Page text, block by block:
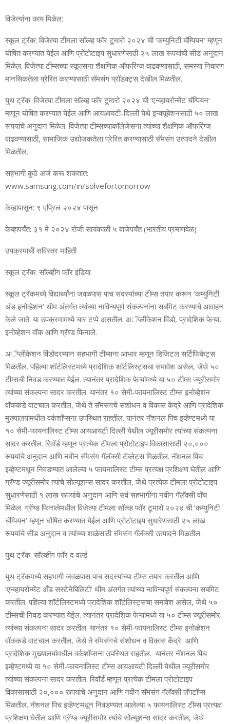
विजेत्‍यांना काय मिळेल:
स्‍कूल ट्रॅक: विजेत्‍या टीमला सॉल्‍व्‍ह फॉर टूमारो २०२४ ची ‘कम्‍युनिटी चॅम्पियन’ म्‍हणून
घोषित करण्‍यात येईल आणि प्रोटोटाइप सुधारणेसाठी २५ लाख रूपयांची सीड अनुदान
मिळेल. विजेत्‍या टीम्‍सच्‍या स्‍कूल्‍सना शैक्षणिक ऑफरिंग्‍ज वाढवण्‍यासाठी, समस्‍या निवारण
मानसिकतेला प्रेरित करण्‍यासाठी सॅमसंग प्रॉडक्‍ट्स देखील मिळतील.
युथ ट्रॅक: विजेत्‍या टीमला सॉल्‍व्‍ह फॉर टूमारो २०२४ ची ‘एन्‍व्‍हायरोन्‍मेंट चॅम्पियन’
म्‍हणून घोषित करण्‍यात येईल आणि आयआयटी-दिल्‍ली येथे इन्‍क्‍यूबेशनसाठी५० लाख
रूपयांचे अनुदान मिळेल. विजेत्याटीम्‍सच्‍याकॉलेजेसना त्‍यांच्‍या शैक्षणिक ऑफरिंग्‍ज
वाढवण्‍यासाठी, सामाजिक उद्योजकतेला प्रेरित करण्‍यासाठी सॅमसंग उत्‍पादने देखील
मिळतील.
सहभागी कुठे अर्ज करू शकतात:
www.samsung.com/in/solvefortomorrow
केव्‍हापासून: ९ एप्रिल २०२४ पासून
केव्‍हापर्यंत: ३१ मे २०२४ रोजी सायंकाळी ५ वाजेपर्यंत (भारतीय प्रमाणवेळ)
उपक्रमाची सविस्‍तर माहिती
स्‍कूल ट्रॅक: सॉल्‍व्‍हींग फॉर इंडिया
स्‍कूल ट्रॅकमध्‍ये विद्यार्थ्‍यांना जवळपास पाच सदस्‍यांच्‍या टीम्‍स तयार करून ‘कम्‍युनिटी
अँड इनोव्‍हेशन’ थीम अंतर्गत त्‍यांच्‍या नाविन्‍यपूर्ण संकल्‍पनांना सबमिट करण्‍याचे आवाहन
केले जाते. या उपक्रमामध्‍ये चार टप्‍पे असतील: अॅप्‍लीकेशन विंडो, प्रादेशिक फेऱ्या,
इनोव्‍हेशन वॉक आणि ग्रॅण्‍ड फिनाले.
अॅप्‍लीकेशन विंडोदरम्‍यान सहभागी टीम्‍सना आभार म्‍हणून डिजिटल सर्टिफिकेट्स
मिळतील. पहिल्‍या शॉर्टलिस्‍टमध्‍ये प्रादेशिक शॉर्टलिस्‍ट्सचा समावेश असेल, जेथे ५०
टीम्‍सची निवड करण्‍यात येईल. त्‍यानंतर प्रादेशिक फेऱ्यांमध्‍ये या ५० टीम्‍स ज्‍यूरीसमोर
त्‍यांच्‍या संकल्‍पना सादर करतील. यानंतर १० सेमी-फायनालिस्‍ट टीम्‍स इनोव्‍हेशन
वॉककडे वाटचाल करतील, जेथे ते सॅमसंगचे संशोधन व विकास केंद्रे आणि प्रादेशिक
मुख्‍यालयांमधील वर्कशॉप्‍सना उपस्थित राहतील. यानंतर नॅशनल पिच इव्‍हेण्‍टमध्‍ये या
१० सेमी-फायनालिस्‍ट टीम्‍स आयआयटी दिल्‍ली येथील ज्‍यूरीसमोर त्‍यांच्‍या संकल्‍पना
सादर करतील. रिवॉर्ड म्‍हणून प्रत्‍येक टीमला प्रोटोटाइप विकासासाठी २०,०००
रूपयांचे अनुदान आणि नवीन सॅमसंग गॅलॅक्‍सी टॅब्‍लेट्स मिळतील. नॅशनल पिच
इव्‍हेण्‍टमधून निवडण्‍यात आलेल्‍या ५ फायनालिस्‍ट टीम्‍स प्रत्‍यक्ष प्रशिक्षण घेतील आणि
ग्रॅण्‍ड ज्‍यूरीसमोर त्‍यांचे सोल्‍यूशन्‍स सादर करतील, जेथे प्रत्‍येक टीमला प्रोटोटाइप
सुधारणेसाठी १ लाख रूपयांचे अनुदान आणि सर्व सहभागींना नवीन गॅलॅक्‍सी वॉच
मिळेल. ग्रॅण्‍ड फिनालेमधील विजेत्‍याटीमला सॉल्‍व्‍ह फॉर टूमारो २०२४ ची ‘कम्‍युनिटी
चॅम्पियन’ म्‍हणून घोषित करण्‍यात येईल आणि प्रोटोटाइप सुधारेणसाठी २५ लाख
रूपयांचे सीड अनुदान व त्‍यांच्‍या शाळेसाठी सॅमसंग गॅलॅक्‍सी उत्‍पादने मिळतील.
युथ ट्रॅक: सॉल्‍व्‍हींग फॉर द वर्ल्‍ड
युथ ट्रॅकमध्‍ये सहभागी जवळपास पाच सदस्‍यांच्‍या टीम्‍स तयार करतील आणि
‘एन्‍व्‍हायरोन्‍मेंट अँड सस्टेनेबिलिटी’ थीम अंतर्गत त्‍यांच्‍या नाविन्‍यपूर्ण संकल्‍पना सबमिट
करतील. पहिल्‍या शॉर्टलिस्‍टमध्‍ये प्रादेशिक शॉर्टलिस्‍ट्सचा समावेश असेल, जेथे ५०
टीम्‍सची निवड करण्‍यात येईल. त्‍यानंतर प्रादेशिक फेऱ्यांमध्‍ये या ५० टीम्‍स ज्‍यूरीसमोर
त्‍यांच्‍या संकल्‍पना सादर करतील. यानंतर १० सेमी-फायनालिस्ट टीम्‍स इनोव्‍हेशन
वॉककडे वाटचाल करतील, जेथे ते सॅमसंगचे संशोधन व विकास केंद्रे आणि
प्रादेशिक मुख्‍यालयांमधील वर्कशॉप्‍सना उपस्थित राहतील. यानंतर नॅशनल पिच
इव्‍हेण्‍टमध्‍ये या १० सेमी-फायनालिस्‍ट टीम्‍स आयआयटी दिल्‍ली येथील ज्‍यूरीसमोर
त्‍यांच्‍या संकल्‍पना सादर करतील. रिवॉर्ड म्‍हणून प्रत्‍येक टीमला प्रोटोटाइप
विकासासाठी २०,००० रूपयांचे अनुदान आणि नवीन सॅमसंग गॅलॅक्‍सी लॅपटॉप्‍स
मिळतील. नॅशनल पिच इव्‍हेण्‍टमधून निवडण्‍यात आलेल्‍या ५ फायनालिस्‍ट टीम्‍स प्रत्‍यक्ष
प्रशिक्षण घेतील आणि ग्रॅण्‍ड ज्‍यूरीसमोर त्‍यांचे सोल्‍यूशन्‍स सादर करतील, जेथे